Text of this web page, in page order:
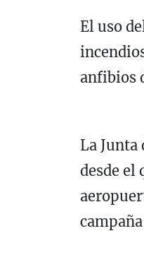
El uso
anfibios
La Junta
desde el